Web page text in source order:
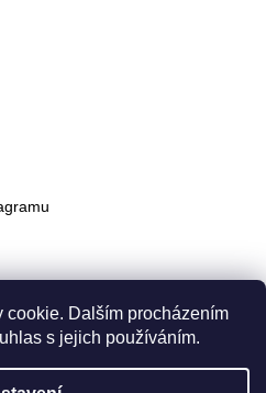
cookie. Dalším procházením
s jejich používáním.